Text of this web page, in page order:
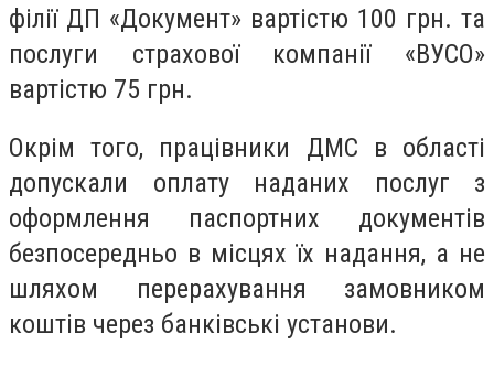
філії ДП «Документ» вартістю 100 грн. та
послуги страхової компанії «ВУСО»
вартістю 75 грн.
Окрім того, працівники ДМС в області
допускали оплату наданих послуг з
оформлення паспортних документів
безпосередньо в місцях їх надання, а не
шляхом перерахування замовником
коштів через банківські установи.